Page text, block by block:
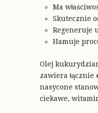
Ma
Skutecznie
Regeneruje
Hamuje
Olej
zawiera łącznie
nasycone
ciekawe,